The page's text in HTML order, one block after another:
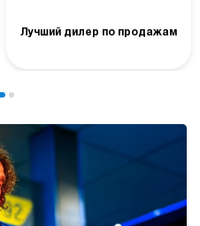
Лучший дилер по продажам